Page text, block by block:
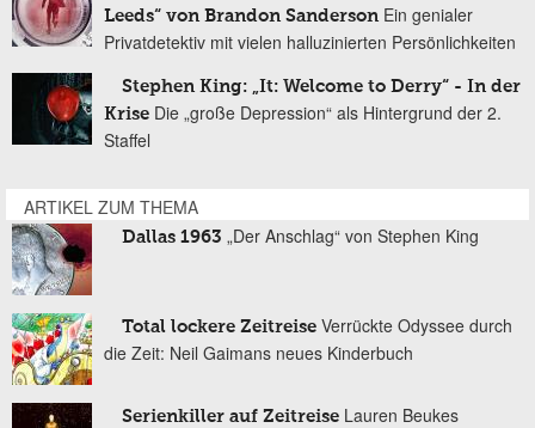
Leeds“ von Brandon Sanderson Ein genialer
Privatdetektiv mit vielen halluzinierten Persönlichkeiten
Stephen King: „It: Welcome to Derry“ - In der
Krise Die „große Depression“ als Hintergrund der 2.
Staffel
ARTIKEL ZUM THEMA
Dallas 1963 „Der Anschlag“ von Stephen King
Total lockere Zeitreise Verrückte Odyssee durch
die Zeit: Neil Gaimans neues Kinderbuch
Serienkiller auf Zeitreise Lauren Beukes